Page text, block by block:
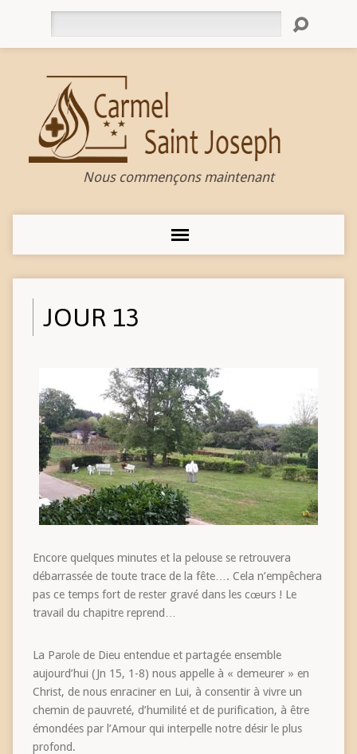
Nous commençons maintenant
JOUR 13
Encore quelques minutes et la pelouse se retrouvera
débarrassée de toute trace de la fête…. Cela n’empêchera
pas ce temps fort de rester gravé dans les cœurs ! Le
travail du chapitre reprend…
La Parole de Dieu entendue et partagée ensemble
aujourd’hui (Jn 15, 1-8) nous appelle à « demeurer » en
Christ, de nous enraciner en Lui, à consentir à vivre un
chemin de pauvreté, d’humilité et de purification, à être
émondées par l’Amour qui interpelle notre désir le plus
profond.